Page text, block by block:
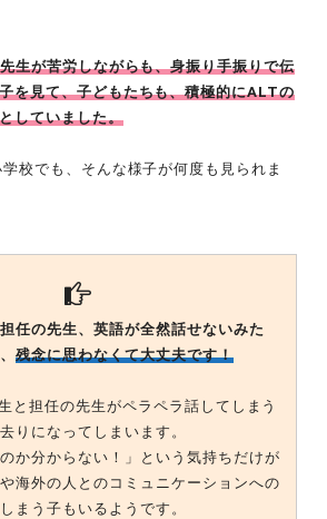
生が苦労しながらも、身振り手振りで伝
を見て、子どもたちも、積極的にALTの
していました。
校でも、そんな様子が何度も見られま
担任の先生、英語が全然話せないみた
残念に思わなくて大丈夫です！
と担任の先生がペラペラ話してしまう
りになってしまいます。
か分からない！」という気持ちだけが
海外の人とのコミュニケーションへの
まう子もいるようです。